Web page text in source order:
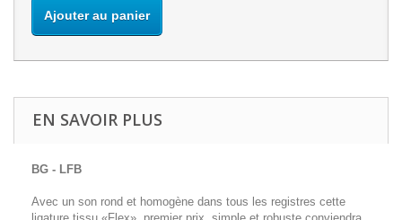
Ajouter au panier
EN SAVOIR PLUS
BG - LFB
Avec un son rond et homogène dans tous les registres cette